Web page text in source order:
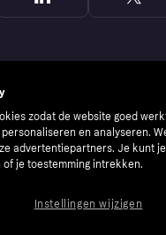
zodat de website goed
en analyseren.
advertentiepartners. Je kunt
of je toestemming intrekken.
Instellingen wijzigen